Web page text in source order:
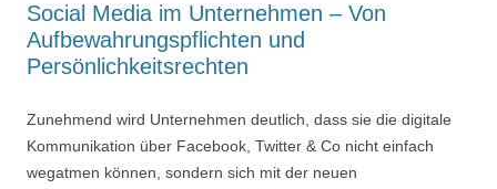
Social Media im Unternehmen – Von
Aufbewahrungspflichten und
Persönlichkeitsrechten
Zunehmend wird Unternehmen deutlich, dass sie die digitale
Kommunikation über Facebook, Twitter & Co nicht einfach
wegatmen können, sondern sich mit der neuen